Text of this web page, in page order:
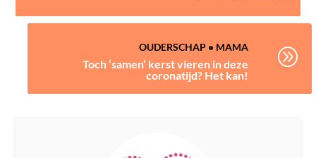
OUDERSCHAP• MAMA
Toch ‘samen’ kerst vieren in deze
coronatijd? Het kan!
A